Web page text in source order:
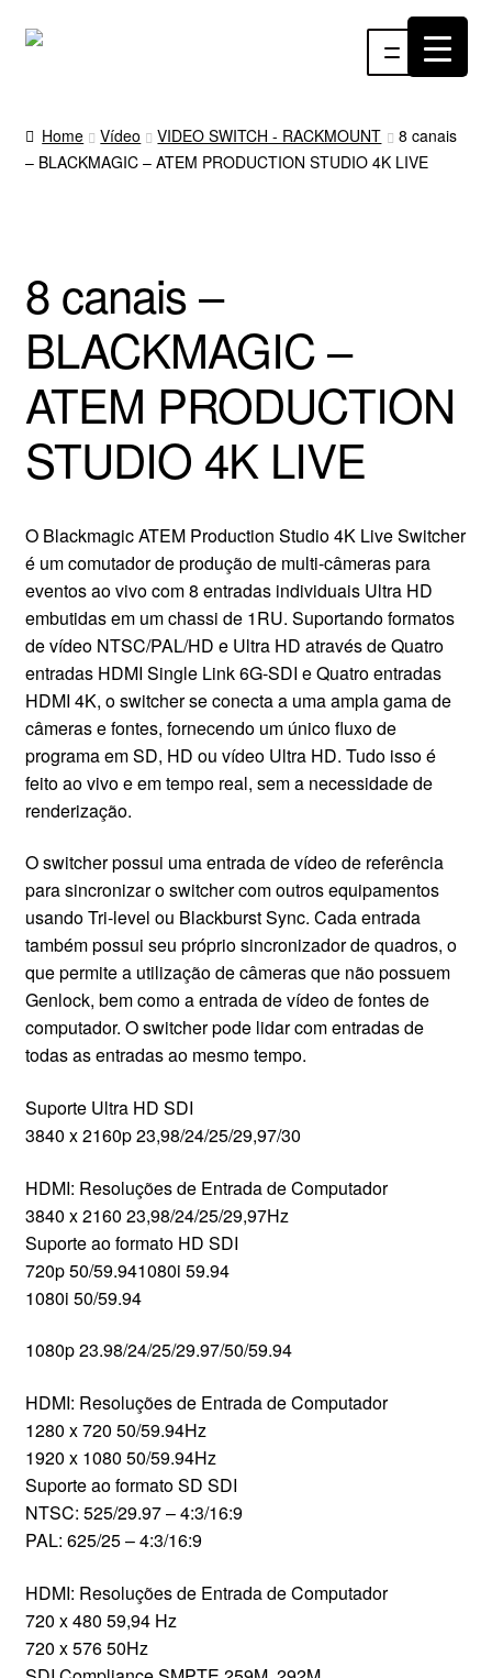
Pular
Pular
conteúdo
Menu
ÁUDIO
VÍDEO
RÁDIO WEBTV
EVENTOS
PARTES E PEÇAS
Home Vídeo VIDEO SWITCH - RACKMOUNT
8 canais
– BLACKMAGIC – ATEM PRODUCTION STUDIO 4K LIVE
8 canais –
BLACKMAGIC –
ATEM PRODUCTION
STUDIO 4K LIVE
O Blackmagic ATEM Production Studio 4K Live Switcher
é um comutador de produção de multi-câmeras para
eventos ao vivo com 8 entradas individuais Ultra HD
embutidas em um chassi de 1RU. Suportando formatos
de vídeo NTSC/PAL/HD e Ultra HD através de Quatro
entradas HDMI Single Link 6G-SDI e Quatro entradas
HDMI 4K, o switcher se conecta a uma ampla gama de
câmeras e fontes, fornecendo um único fluxo de
programa em SD, HD ou vídeo Ultra HD. Tudo isso é
feito ao vivo e em tempo real, sem a necessidade de
renderização.
O switcher possui uma entrada de vídeo de referência
para sincronizar o switcher com outros equipamentos
usando Tri-level ou Blackburst Sync. Cada entrada
também possui seu próprio sincronizador de quadros, o
que permite a utilização de câmeras que não possuem
Genlock, bem como a entrada de vídeo de fontes de
computador. O switcher pode lidar com entradas de
todas as entradas ao mesmo tempo.
Suporte Ultra HD SDI
3840 x 2160p 23,98/24/25/29,97/30
HDMI: Resoluções de Entrada de Computador
3840 x 2160 23,98/24/25/29,97Hz
Suporte ao formato HD SDI
720p 50/59.941080i 59.94
1080i 50/59.94
1080p 23.98/24/25/29.97/50/59.94
HDMI: Resoluções de Entrada de Computador
1280 x 720 50/59.94Hz
1920 x 1080 50/59.94Hz
Suporte ao formato SD SDI
NTSC: 525/29.97 – 4:3/16:9
PAL: 625/25 – 4:3/16:9
HDMI: Resoluções de Entrada de Computador
720 x 480 59,94 Hz
720 x 576 50Hz